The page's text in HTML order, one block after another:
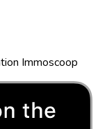
Immoscoop